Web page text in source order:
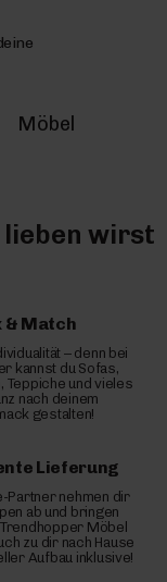
Möbel
lieben wirst
& Match
– denn bei
kannst du Sofas,
Teppiche und vieles
nach deinem
gestalten!
Lieferung
Partner nehmen dir
ab und bringen
Möbel
zu dir nach Hause
Aufbau inklusive!